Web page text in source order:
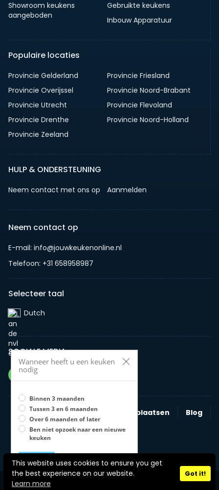
This website uses cookies to ensure you get
the best experience on our website.
Learn more
Got it!
Showroom keukens
aangeboden
Gebruikte keukens
Inbouw Apparatuur
Populaire locaties
Provincie Gelderland
Provincie Friesland
Provincie Overijssel
Provincie Noord-Brabant
Provincie Utrecht
Provincie Flevoland
Provincie Drenthe
Provincie Noord-Holland
Provincie Zeeland
HULP & ONDERSTEUNING
Neem contact met ons op Aanmelden
Neem contact op
E-mail: info@jouwkeukenonline.nl
Telefoon: +31 658958987
Selecteer taal
Dutch‎
SOCIALE MEDIA
Zoeken Nieuwe advertentie plaatsen
Blog
Bedrijven
Wanneer heeft u een keuken
nodig
Binnen 3 maanden
Tussen 3 en 6 maanden
Over 6 maanden of later
Ben niet opzoek naar een nieuwe
keuken
Opslaan U moet een optie selecteren
Stel zelf je keuken samen
Copyright © 2026 jouwkeukenonline Alle rechten voorbehouden.